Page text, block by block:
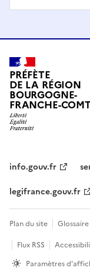
PRÉFÈTE
DE LA RÉGION
BOURGOGNE-
FRANCHE-
info.gouv.fr
legifrance.gouv.fr
Plan du site Glossaire
Flux RSS
Paramètres